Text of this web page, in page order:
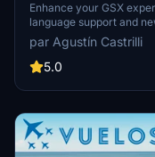
Enhance your GSX
language support and
immersive ground
the specified directory to
par Agustín Castrilli
5.0